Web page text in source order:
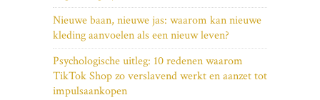
Nieuwe baan, nieuwe jas: waarom kan nieuwe
kleding aanvoelen als een nieuw leven?
Psychologische uitleg: 10 redenen waarom
TikTok Shop zo verslavend werkt en aanzet tot
impulsaankopen